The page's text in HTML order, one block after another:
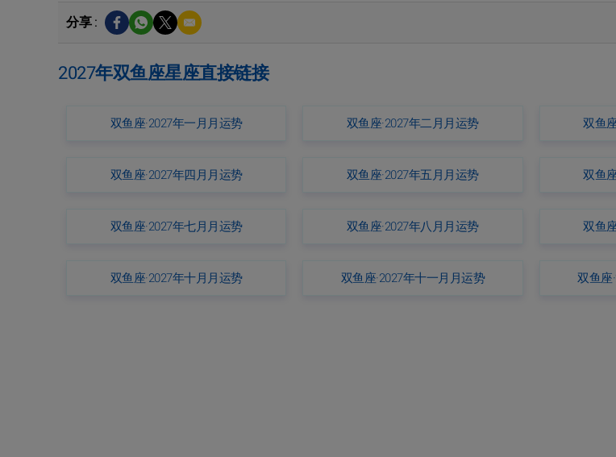
分享 :
2027年双鱼座星座直接链接
双鱼座·2027年一月月运势 双鱼座·2027年二月月运势 双鱼
双鱼座·2027年四月月运势 双鱼座·2027年五月月运势 双鱼
双鱼座·2027年七月月运势 双鱼座·2027年八月月运势 双鱼
双鱼座·2027年十月月运势 双鱼座·2027年十一月月运势 双鱼座